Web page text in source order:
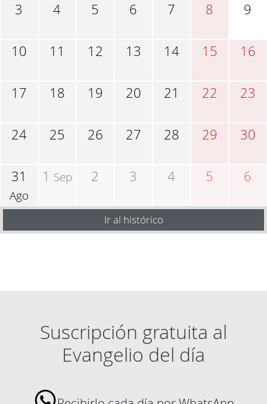
3 4 5 6 7 8 9
10 11 12 13 14 15 16
17 18 19 20 21 22 23
24 25 26 27 28 29 30
31
Ago
1 Sep 2 3 4 5 6
Ir al histórico
Suscripción gratuita al
Evangelio del día